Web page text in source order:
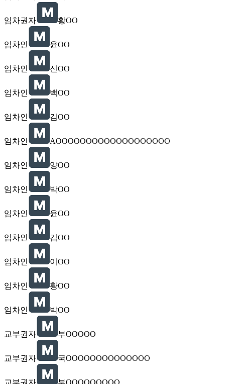
임차권자 황OO
임차인 윤OO
임차인 신OO
임차인 백OO
임차인 김OO
임차인 AOOOOOOOOOOOOOOOOOOO
임차인 양OO
임차인 박OO
임차인 윤OO
임차인 김OO
임차인 이OO
임차인 황OO
임차인 박OO
교부권자 부OOOOO
교부권자 국OOOOOOOOOOOOOO
교부권자 부OOOOOOOOO